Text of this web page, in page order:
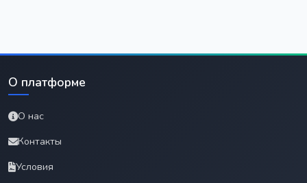
О платформе
О нас
Контакты
Условия